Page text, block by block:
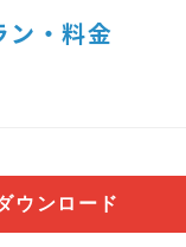
ン・料金
ウンロード